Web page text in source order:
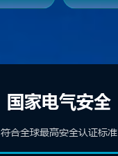
国家电气安全
符合全球最高安全认证标准